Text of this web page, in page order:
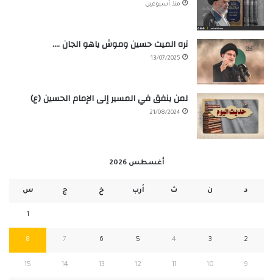
منذ أسبوعين
تره الميت حسين وموش ياهو الجان ….
13/07/2025
لمن ينفق في المسير إلى الإمام الحسين (ع)
21/08/2024
أغسطس 2026
د ن ث أرب خ ج س
1
2
3
4
5
6
7
8
9
10
11
12
13
14
15